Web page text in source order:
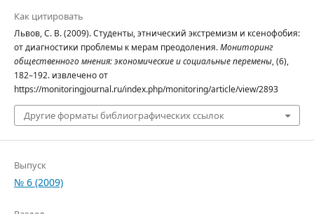
Как цитировать
Львов, С. В. (2009). Студенты, этнический экстремизм и ксенофобия:
от диагностики проблемы к мерам преодоления.Мониторинг
общественного мнения: экономические и социальные перемены, (6),
182–192. извлечено от
https://monitoringjournal.ru/index.php/monitoring/article/view/2893
Другие форматы библиографических ссылок
Выпуск
№ 6 (2009)